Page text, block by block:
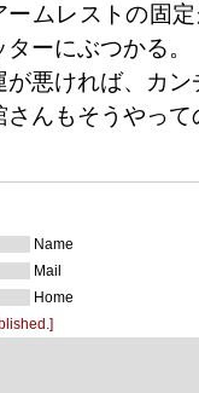
ームレストの固
ターにぶつかる。
が悪ければ、カ
さんもそうやっ
Name
Mail
Home